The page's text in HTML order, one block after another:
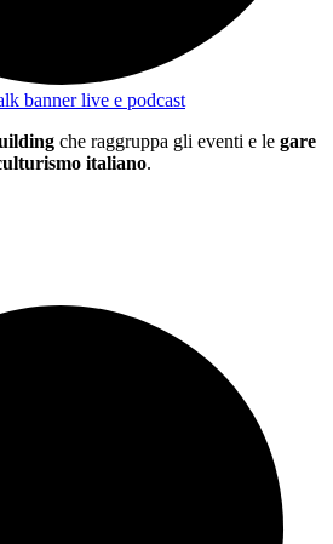
che raggruppa gli eventi e le gare
italiano.